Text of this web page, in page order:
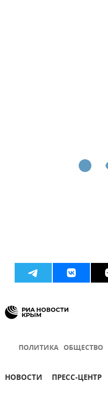
ПОЛИТИКА ОБЩЕСТВО
НОВОСТИ ПРЕСС-ЦЕНТР